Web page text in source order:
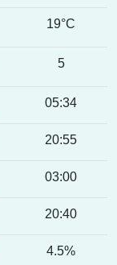
19°C
5
05:34
20:55
03:00
20:40
4.5%